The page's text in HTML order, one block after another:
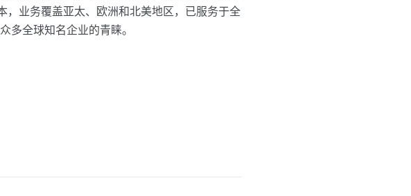
业务覆盖亚太、欧洲和北美地区，已服务于全
多全球知名企业的青睐。